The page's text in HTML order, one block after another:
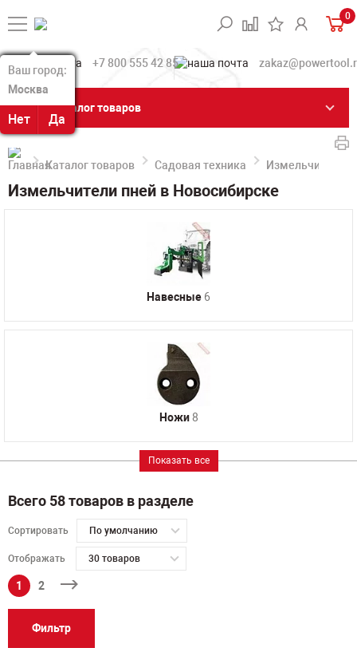
Ваш город:
Москва
Нет Да
Ваш город:
Москва
Нет Да
0
+7 800 555 42 85
Каталог товаров
Каталог товаров Садовая техника Измельчители
Измельчители пней в Новосибирске
Навесные 6
Ножи 8
Показать все
Всего 58 товаров в разделе
Сортировать По умолчанию
Отображать 30 товаров
1 2
Фильтр